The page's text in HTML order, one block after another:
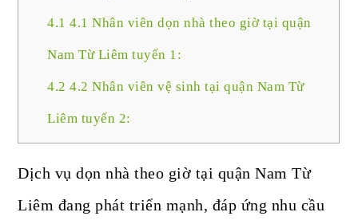
4.1 4.1 Nhân viên dọn nhà theo giờ tại quận
Nam Từ Liêm tuyến 1:
4.2 4.2 Nhân viên vệ sinh tại quận Nam Từ
Liêm tuyến 2:
Dịch vụ dọn nhà theo giờ tại quận Nam Từ
Liêm đang phát triển mạnh, đáp ứng nhu cầu